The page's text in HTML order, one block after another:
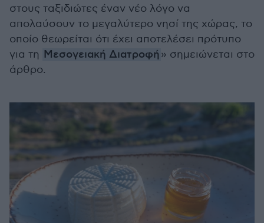
στους ταξιδιώτες έναν νέο λόγο να
απολαύσουν το μεγαλύτερο νησί της χώρας, το
οποίο θεωρείται ότι έχει αποτελέσει πρότυπο
για τη Μεσογειακή Διατροφή» σημειώνεται στο
άρθρο.